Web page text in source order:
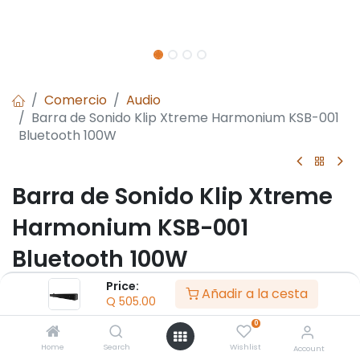
Price:
Q 505.00 Añadir a la cesta
Home Search
0
Wishlist Account
Comercio
Audio
Barra de Sonido Klip Xtreme Harmonium KSB-001
Bluetooth 100W
Barra de Sonido Klip Xtreme
Harmonium KSB-001
Bluetooth 100W
- Tipo: Barra de sonido de 2.0 canales
- RMS referencial: 100W
- Modo de pausa: Sí, 0.4W
- Frecuencia: 45Hz-20kHz